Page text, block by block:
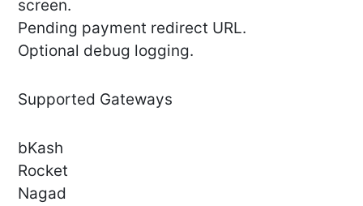
screen.
Pending payment redirect URL.
Optional debug logging.
Supported Gateways
bKash
Rocket
Nagad